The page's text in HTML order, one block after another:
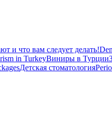
и что вам следует делать!
in TurkeyВиниры в Турции
Детская стоматология